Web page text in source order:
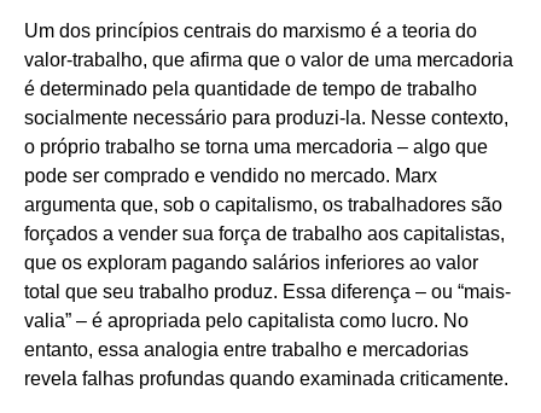
Um dos princípios centrais do marxismo é a teoria do
valor-trabalho, que afirma que o valor de uma mercadoria
é determinado pela quantidade de tempo de trabalho
socialmente necessário para produzi-la. Nesse contexto,
o próprio trabalho se torna uma mercadoria – algo que
pode ser comprado e vendido no mercado. Marx
argumenta que, sob o capitalismo, os trabalhadores são
forçados a vender sua força de trabalho aos capitalistas,
que os exploram pagando salários inferiores ao valor
total que seu trabalho produz. Essa diferença – ou “mais-
valia” – é apropriada pelo capitalista como lucro. No
entanto, essa analogia entre trabalho e mercadorias
revela falhas profundas quando examinada criticamente.